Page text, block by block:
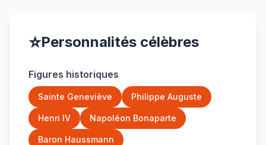
⭐Personnalités célèbres
Figures historiques
Sainte Geneviève Philippe Auguste
Henri IV Napoléon Bonaparte
Baron Haussmann